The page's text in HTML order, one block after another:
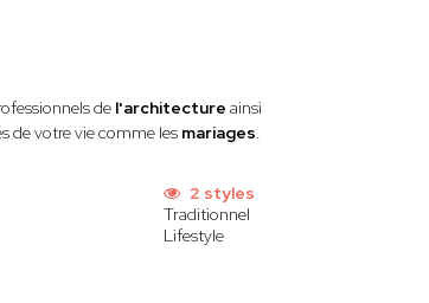
de l'architecture ainsi
de votre vie comme les mariages.
2 styles
Traditionnel
Lifestyle